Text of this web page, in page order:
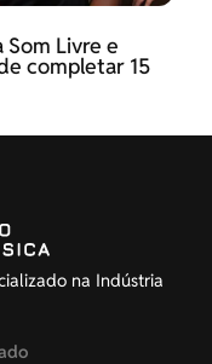
Som Livre e
completar 15
na Indústria